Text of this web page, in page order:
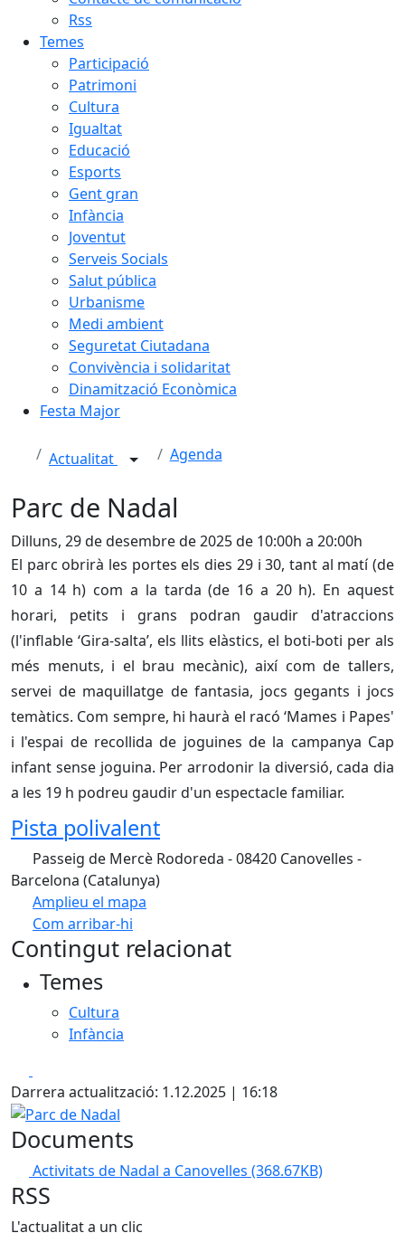
Rss
Temes
Participació
Patrimoni
Cultura
Igualtat
Educació
Esports
Gent gran
Infància
Joventut
Serveis Socials
Salut pública
Urbanisme
Medi ambient
Seguretat Ciutadana
Convivència i solidaritat
Dinamització Econòmica
Festa Major
Actualitat Agenda
Parc de Nadal
Dilluns, 29 de desembre de 2025 de 10:00h a 20:00h
El parc obrirà les portes els dies 29 i 30, tant al matí (de
10 a 14 h) com a la tarda (de 16 a 20 h). En aquest
horari, petits i grans podran gaudir d'atraccions
(l'inflable ‘Gira-salta’, els llits elàstics, el boti-boti per als
més menuts, i el brau mecànic), així com de tallers,
servei de maquillatge de fantasia, jocs gegants i jocs
temàtics. Com sempre, hi haurà el racó ‘Mames i Papes'
i l'espai de recollida de joguines de la campanya Cap
infant sense joguina. Per arrodonir la diversió, cada dia
a les 19 h podreu gaudir d'un espectacle familiar.
Pista polivalent
Passeig de Mercè Rodoreda - 08420 Canovelles -
Barcelona (Catalunya)
Amplieu el mapa
Com arribar-hi
+
Contingut relacionat
Temes
Cultura
Infància
Darrera actualització: 1.12.2025 | 16:18
Parc de Nadal
Documents
Activitats de Nadal a Canovelles (368.67KB)
RSS
L'actualitat a un clic